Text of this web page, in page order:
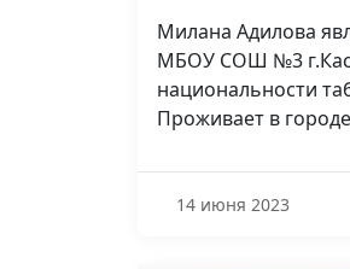
Милана Адилова
МБОУ СОШ №3
национальности
Проживает в
14 июня 2023